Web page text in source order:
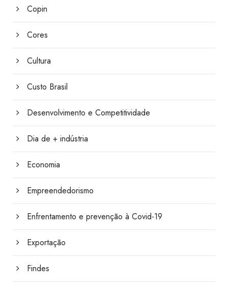
Copin
Cores
Cultura
Custo Brasil
Desenvolvimento e Competitividade
Dia de + indústria
Economia
Empreendedorismo
Enfrentamento e prevenção à Covid-19
Exportação
Findes